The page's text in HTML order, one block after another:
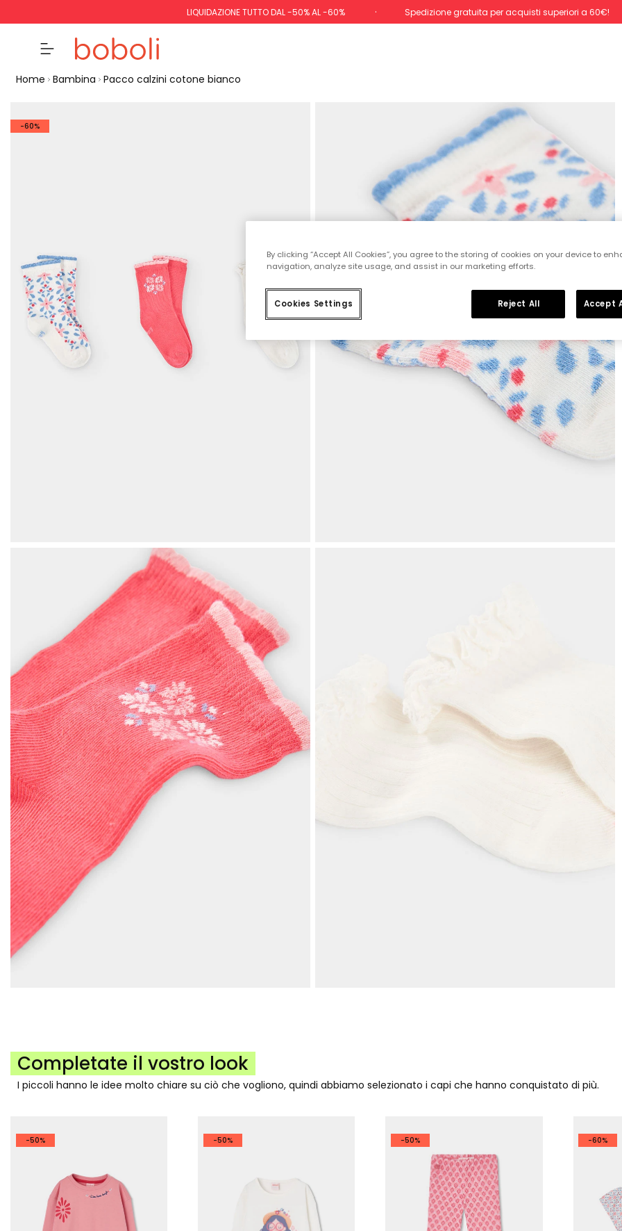
LIQUIDAZIONE TUTTO DAL -50% AL -60% Spedizione gratuita per acquisti superiori a 60€!
Home Bambina Pacco calzini cotone bianco
-60%
Completate il vostro look
I piccoli hanno le idee molto chiare su ciò che vogliono, quindi abbiamo selezionato i capi che hanno conquistato di più.
-50% -50% -50% -60%
By clicking “Accept All Cookies”, you agree to the storing of cookies on your device to
navigation, analyze site usage, and assist in our marketing efforts.
Cookies Settings Reject All Accept